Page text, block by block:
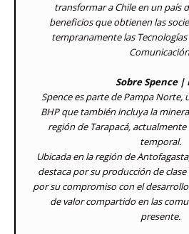
transformar a Chile en un país
beneficios que obtienen las
tempranamente las
Sobre Spence |
Spence es parte de Pampa Norte,
BHP que también incluya la
región de Tarapacá,
temporal.
Ubicada en la región de
destaca por su producción de
por su compromiso con el
de valor compartido en las
presente.